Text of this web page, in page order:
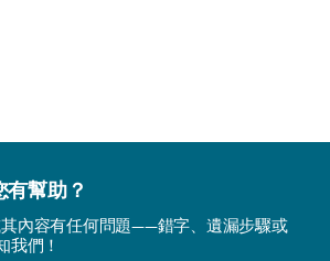
幫助？
內容有任何問題——錯字、遺漏步驟或
們！